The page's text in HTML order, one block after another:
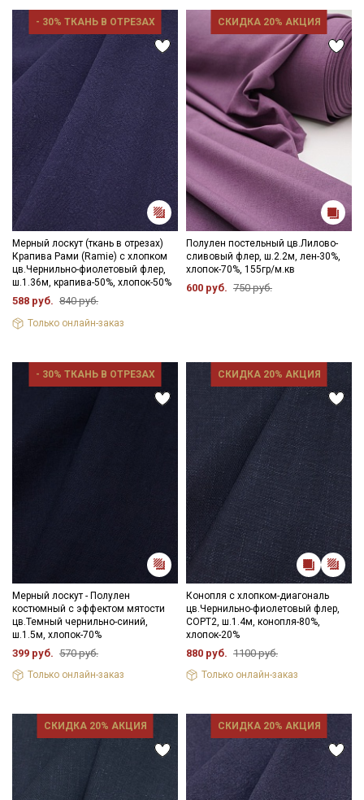
- 30% ТКАНЬ В ОТРЕЗАХ
Мерный лоскут (ткань в отрезах)
Крапива Рами (Ramie) с хлопком
цв.Чернильно-фиолетовый флер,
ш.1.36м, крапива-50%, хлопок-50%
588 руб. 840 руб.
Только онлайн-заказ
СКИДКА 20% АКЦИЯ
Полулен постельный цв.Лилово-
сливовый флер, ш.2.2м, лен-30%,
хлопок-70%, 155гр/м.кв
600 руб. 750 руб.
- 30% ТКАНЬ В ОТРЕЗАХ
Мерный лоскут - Полулен
костюмный с эффектом мятости
цв.Темный чернильно-синий,
ш.1.5м, хлопок-70%
399 руб. 570 руб.
Только онлайн-заказ
СКИДКА 20% АКЦИЯ
Конопля с хлопком-диагональ
цв.Чернильно-фиолетовый флер,
СОРТ2, ш.1.4м, конопля-80%,
хлопок-20%
880 руб. 1100 руб.
Только онлайн-заказ
СКИДКА 20% АКЦИЯ СКИДКА 20% АКЦИЯ